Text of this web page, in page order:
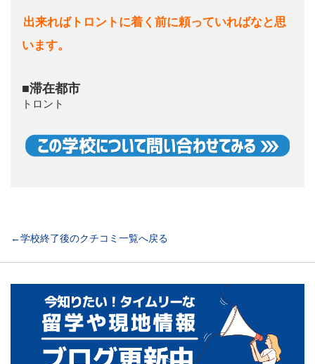
出来ればトロントに着く前に頼っていればなと思
います。
■滞在都市
トロント
←学校終了後のクチコミ一覧へ戻る